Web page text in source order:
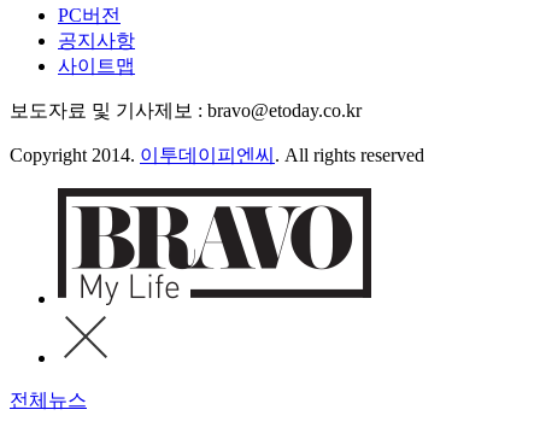
PC버전
공지사항
사이트맵
보도자료 및 기사제보 : bravo@etoday.co.kr
Copyright 2014. 이투데이피엔씨 . All rights reserved
전체뉴스